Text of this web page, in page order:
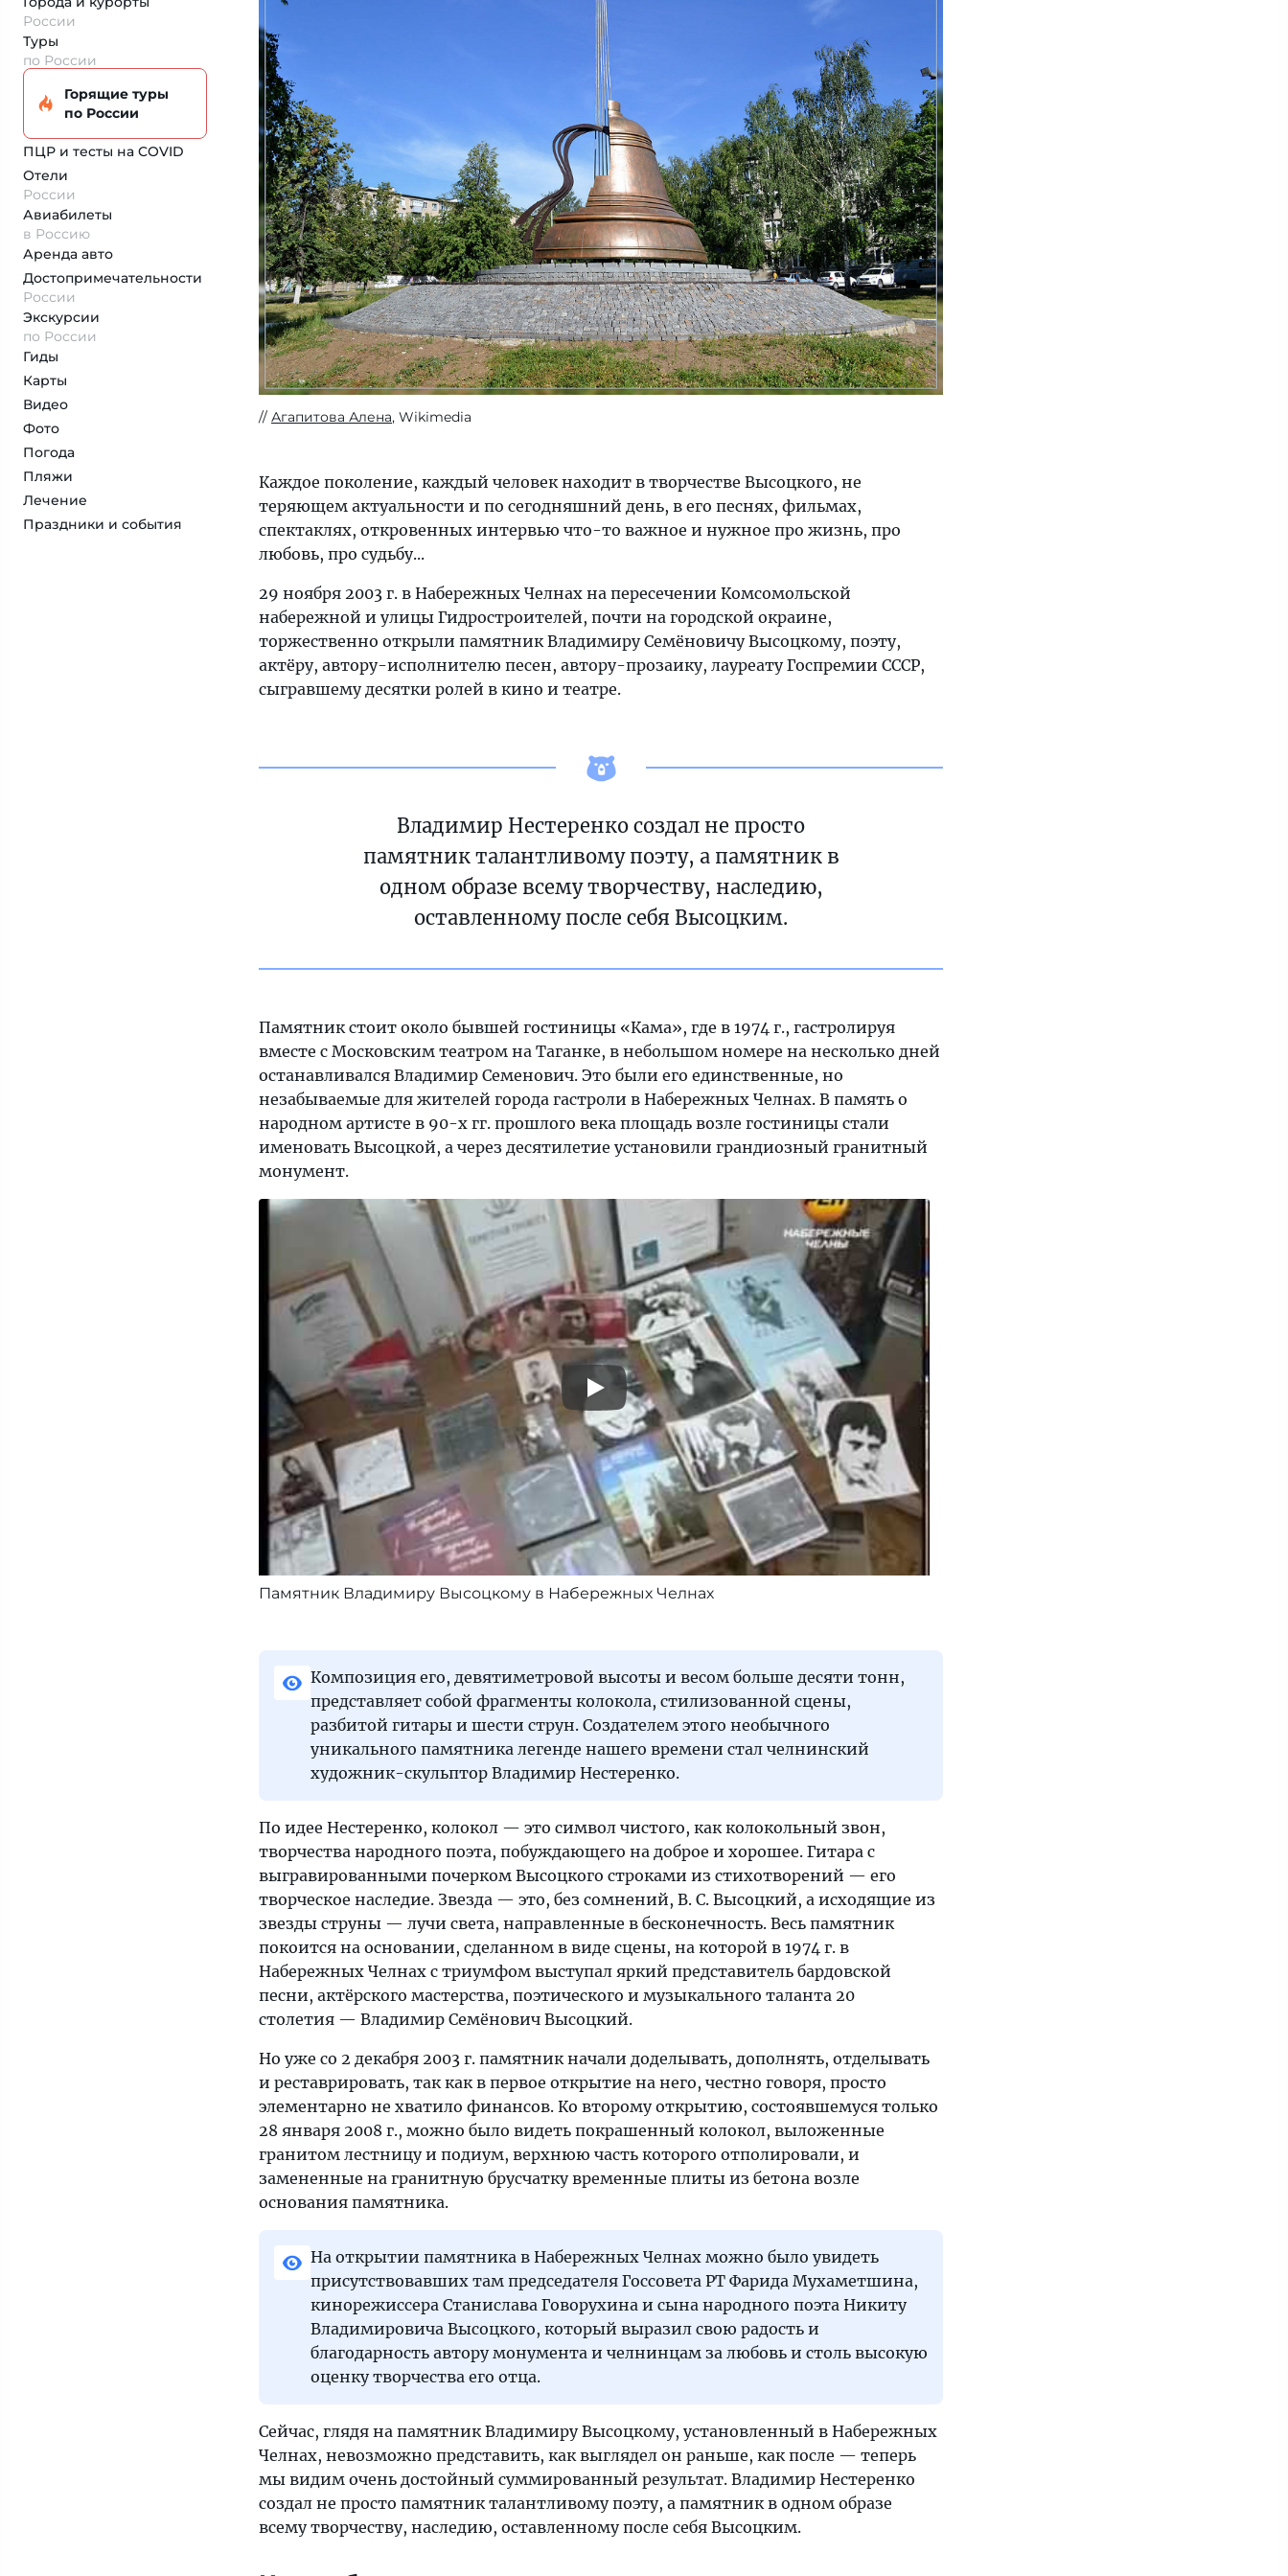
России
Туры
по России
Горящие туры
по России
ПЦР и тесты на COVID
Отели
России
Авиабилеты
в Россию
Аренда авто
Достопримеча­тельности
России
Экскурсии
по России
Гиды
Карты
Видео
Фото
Погода
Пляжи
Лечение
Праздники и события
Агапитова Алена, Wikimedia
Каждое поколение, каждый человек находит в творчестве Высоцкого, не
теряющем актуальности и по сегодняшний день, в его песнях, фильмах,
спектаклях, откровенных интервью что-то важное и нужное про жизнь, про
любовь, про судьбу...
29 ноября 2003 г. в Набережных Челнах на пересечении Комсомольской
набережной и улицы Гидростроителей, почти на городской окраине,
торжественно открыли памятник Владимиру Семёновичу Высоцкому, поэту,
актёру, автору-исполнителю песен, автору-прозаику, лауреату Госпремии СССР,
сыгравшему десятки ролей в кино и театре.
Владимир Нестеренко создал не просто
памятник талантливому поэту, а памятник в
одном образе всему творчеству, наследию,
оставленному после себя Высоцким.
Памятник стоит около бывшей гостиницы «Кама», где в 1974 г., гастролируя
вместе с Московским театром на Таганке, в небольшом номере на несколько дней
останавливался Владимир Семенович. Это были его единственные, но
незабываемые для жителей города гастроли в Набережных Челнах. В память о
народном артисте в 90-х гг. прошлого века площадь возле гостиницы стали
именовать Высоцкой, а через десятилетие установили грандиозный гранитный
монумент.
Памятник Владимиру Высоцкому в Набережных Челнах
Композиция его, девятиметровой высоты и весом больше десяти тонн,
представляет собой фрагменты колокола, стилизованной сцены,
разбитой гитары и шести струн. Создателем этого необычного
уникального памятника легенде нашего времени стал челнинский
художник-скульптор Владимир Нестеренко.
По идее Нестеренко, колокол — это символ чистого, как колокольный звон,
творчества народного поэта, побуждающего на доброе и хорошее. Гитара с
выгравированными почерком Высоцкого строками из стихотворений — его
творческое наследие. Звезда — это, без сомнений, В. С. Высоцкий, а исходящие из
звезды струны — лучи света, направленные в бесконечность. Весь памятник
покоится на основании, сделанном в виде сцены, на которой в 1974 г. в
Набережных Челнах с триумфом выступал яркий представитель бардовской
песни, актёрского мастерства, поэтического и музыкального таланта 20
столетия — Владимир Семёнович Высоцкий.
Но уже со 2 декабря 2003 г. памятник начали доделывать, дополнять, отделывать
и реставрировать, так как в первое открытие на него, честно говоря, просто
элементарно не хватило финансов. Ко второму открытию, состоявшемуся только
28 января 2008 г., можно было видеть покрашенный колокол, выложенные
гранитом лестницу и подиум, верхнюю часть которого отполировали, и
замененные на гранитную брусчатку временные плиты из бетона возле
основания памятника.
На открытии памятника в Набережных Челнах можно было увидеть
присутствовавших там председателя Госсовета РТ Фарида Мухаметшина,
кинорежиссера Станислава Говорухина и сына народного поэта Никиту
Владимировича Высоцкого, который выразил свою радость и
благодарность автору монумента и челнинцам за любовь и столь высокую
оценку творчества его отца.
Сейчас, глядя на памятник Владимиру Высоцкому, установленный в Набережных
Челнах, невозможно представить, как выглядел он раньше, как после — теперь
мы видим очень достойный суммированный результат. Владимир Нестеренко
создал не просто памятник талантливому поэту, а памятник в одном образе
всему творчеству, наследию, оставленному после себя Высоцким.